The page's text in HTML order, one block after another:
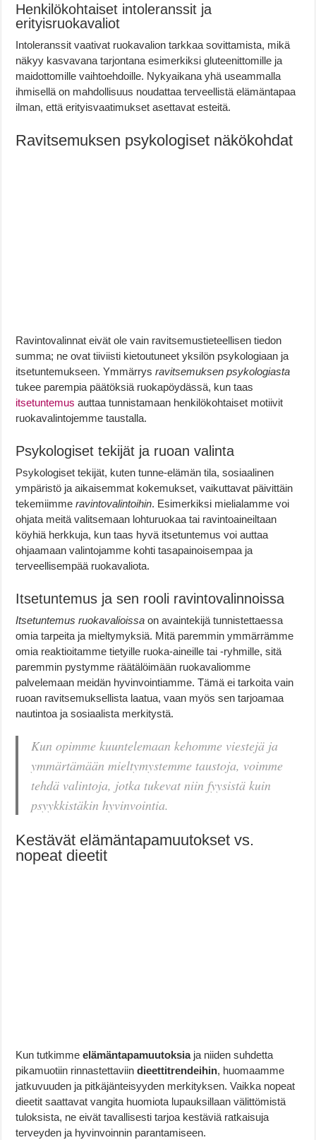
Henkilökohtaiset intoleranssit ja
erityisruokavaliot
Intoleranssit vaativat ruokavalion tarkkaa sovittamista, mikä
näkyy kasvavana tarjontana esimerkiksi gluteenittomille ja
maidottomille vaihtoehdoille. Nykyaikana yhä useammalla
ihmisellä on mahdollisuus noudattaa terveellistä elämäntapaa
ilman, että erityisvaatimukset asettavat esteitä.
Ravitsemuksen psykologiset näkökohdat
Ravintovalinnat eivät ole vain ravitsemustieteellisen tiedon
summa; ne ovat tiiviisti kietoutuneet yksilön psykologiaan ja
itsetuntemukseen. Ymmärrysravitsemuksen psykologiasta
tukee parempia päätöksiä ruokapöydässä, kun taas
itsetuntemus auttaa tunnistamaan henkilökohtaiset motiivit
ruokavalintojemme taustalla.
Psykologiset tekijät ja ruoan valinta
Psykologiset tekijät, kuten tunne-elämän tila, sosiaalinen
ympäristö ja aikaisemmat kokemukset, vaikuttavat päivittäin
tekemiimmeravintovalintoihin. Esimerkiksi mielialamme voi
ohjata meitä valitsemaan lohturuokaa tai ravintoaineiltaan
köyhiä herkkuja, kun taas hyvä itsetuntemus voi auttaa
ohjaamaan valintojamme kohti tasapainoisempaa ja
terveellisempää ruokavaliota.
Itsetuntemus ja sen rooli ravintovalinnoissa
Itsetuntemus ruokavalioissa on avaintekijä tunnistettaessa
omia tarpeita ja mieltymyksiä. Mitä paremmin ymmärrämme
omia reaktioitamme tietyille ruoka-aineille tai -ryhmille, sitä
paremmin pystymme räätälöimään ruokavaliomme
palvelemaan meidän hyvinvointiamme. Tämä ei tarkoita vain
ruoan ravitsemuksellista laatua, vaan myös sen tarjoamaa
nautintoa ja sosiaalista merkitystä.
Kun opimme kuuntelemaan kehomme viestejä ja
ymmärtämään mieltymystemme taustoja, voimme
tehdä valintoja, jotka tukevat niin fyysistä kuin
psyykkistäkin hyvinvointia.
Kestävät elämäntapamuutokset vs.
nopeat dieetit
Kun tutkimmeelämäntapamuutoksiaja niiden suhdetta
pikamuotiin rinnastettaviindieettitrendeihin, huomaamme
jatkuvuuden ja pitkäjänteisyyden merkityksen. Vaikka nopeat
dieetit saattavat vangita huomiota lupauksillaan välittömistä
tuloksista, ne eivät tavallisesti tarjoa kestäviä ratkaisuja
terveyden ja hyvinvoinnin parantamiseen.